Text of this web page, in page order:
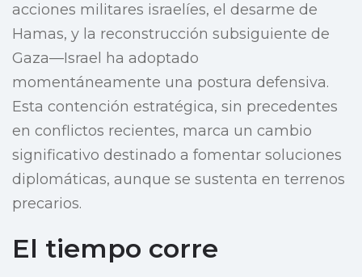
acciones militares israelíes, el desarme de
Hamas, y la reconstrucción subsiguiente de
Gaza—Israel ha adoptado
momentáneamente una postura defensiva.
Esta contención estratégica, sin precedentes
en conflictos recientes, marca un cambio
significativo destinado a fomentar soluciones
diplomáticas, aunque se sustenta en terrenos
precarios.
El tiempo corre